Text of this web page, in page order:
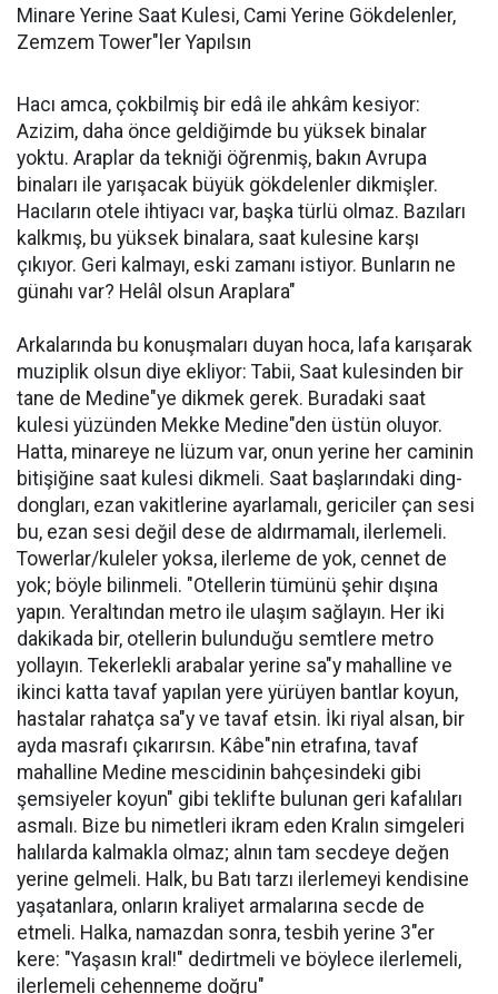
Minare Yerine Saat Kulesi, Cami Yerine Gökdelenler,
Zemzem Tower"ler Yapılsın
Hacı amca, çokbilmiş bir edâ ile ahkâm kesiyor:
Azizim, daha önce geldiğimde bu yüksek binalar
yoktu. Araplar da tekniği öğrenmiş, bakın Avrupa
binaları ile yarışacak büyük gökdelenler dikmişler.
Hacıların otele ihtiyacı var, başka türlü olmaz. Bazıları
kalkmış, bu yüksek binalara, saat kulesine karşı
çıkıyor. Geri kalmayı, eski zamanı istiyor. Bunların ne
günahı var? Helâl olsun Araplara"
Arkalarında bu konuşmaları duyan hoca, lafa karışarak
muziplik olsun diye ekliyor: Tabii, Saat kulesinden bir
tane de Medine"ye dikmek gerek. Buradaki saat
kulesi yüzünden Mekke Medine"den üstün oluyor.
Hatta, minareye ne lüzum var, onun yerine her caminin
bitişiğine saat kulesi dikmeli. Saat başlarındaki ding-
dongları, ezan vakitlerine ayarlamalı, gericiler çan sesi
bu, ezan sesi değil dese de aldırmamalı, ilerlemeli.
Towerlar/kuleler yoksa, ilerleme de yok, cennet de
yok; böyle bilinmeli. "Otellerin tümünü şehir dışına
yapın. Yeraltından metro ile ulaşım sağlayın. Her iki
dakikada bir, otellerin bulunduğu semtlere metro
yollayın. Tekerlekli arabalar yerine sa"y mahalline ve
ikinci katta tavaf yapılan yere yürüyen bantlar koyun,
hastalar rahatça sa"y ve tavaf etsin. İki riyal alsan, bir
ayda masrafı çıkarırsın. Kâbe"nin etrafına, tavaf
mahalline Medine mescidinin bahçesindeki gibi
şemsiyeler koyun" gibi teklifte bulunan geri kafalıları
asmalı. Bize bu nimetleri ikram eden Kralın simgeleri
halılarda kalmakla olmaz; alnın tam secdeye değen
yerine gelmeli. Halk, bu Batı tarzı ilerlemeyi kendisine
yaşatanlara, onların kraliyet armalarına secde de
etmeli. Halka, namazdan sonra, tesbih yerine 3"er
kere: "Yaşasın kral!" dedirtmeli ve böylece ilerlemeli,
ilerlemeli cehenneme doğru"